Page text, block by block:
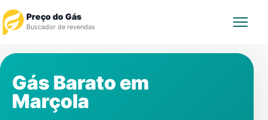
Preço do Gás
Buscador de revendas
Revendedor
Gás Barato em
Marçola